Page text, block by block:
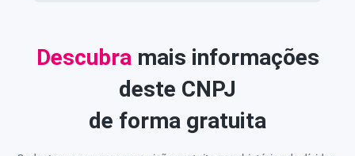
Descubramais informações
deste CNPJ
de forma gratuita